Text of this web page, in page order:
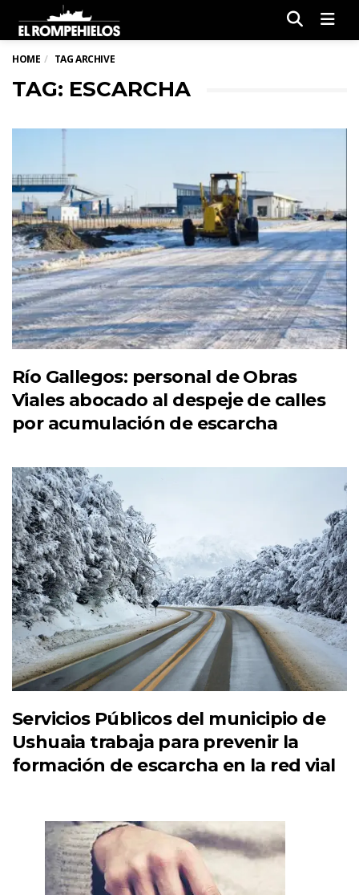
HOME TAG ARCHIVE
TAG: ESCARCHA
Río Gallegos: personal de Obras
Viales abocado al despeje de calles
por acumulación de escarcha
Servicios Públicos del municipio de
Ushuaia trabaja para prevenir la
formación de escarcha en la red vial